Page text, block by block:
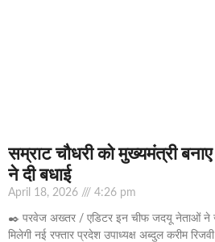
सम्राट चौधरी को मुख्यमंत्री
ने दी बधाई
April 18, 2026 4:26 pm
✒️ परवेज अख्तर / एडिटर इन चीफ जदयू नेताओं ने
मिलेगी नई रफ्तार प्रदेश उपाध्यक्ष अब्दुल करीम